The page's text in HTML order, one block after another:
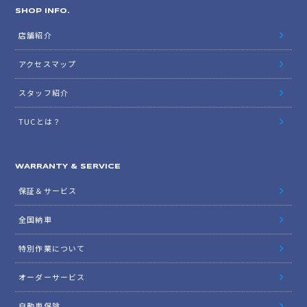
SHOP INFO.
店舗紹介
アクセスマップ
スタッフ紹介
TUCとは？
WARRANTY & SERVICE
保証＆サービス
全国納車
特別作業について
オーダーサービス